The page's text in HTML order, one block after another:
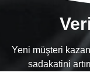
Yeni müşteri
sadakatini